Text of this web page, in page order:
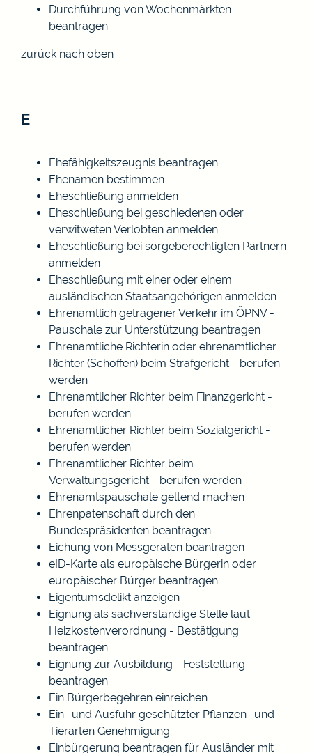
Durchführung von Wochenmärkten
beantragen
zurück nach oben
E
Ehefähigkeitszeugnis beantragen
Ehenamen bestimmen
Eheschließung anmelden
Eheschließung bei geschiedenen oder
verwitweten Verlobten anmelden
Eheschließung bei sorgeberechtigten Partnern
anmelden
Eheschließung mit einer oder einem
ausländischen Staatsangehörigen anmelden
Ehrenamtlich getragener Verkehr im ÖPNV -
Pauschale zur Unterstützung beantragen
Ehrenamtliche Richterin oder ehrenamtlicher
Richter (Schöffen) beim Strafgericht - berufen
werden
Ehrenamtlicher Richter beim Finanzgericht -
berufen werden
Ehrenamtlicher Richter beim Sozialgericht -
berufen werden
Ehrenamtlicher Richter beim
Verwaltungsgericht - berufen werden
Ehrenamtspauschale geltend machen
Ehrenpatenschaft durch den
Bundespräsidenten beantragen
Eichung von Messgeräten beantragen
eID-Karte als europäische Bürgerin oder
europäischer Bürger beantragen
Eigentumsdelikt anzeigen
Eignung als sachverständige Stelle laut
Heizkostenverordnung - Bestätigung
beantragen
Eignung zur Ausbildung - Feststellung
beantragen
Ein Bürgerbegehren einreichen
Ein- und Ausfuhr geschützter Pflanzen- und
Tierarten Genehmigung
Einbürgerung beantragen für Ausländer mit